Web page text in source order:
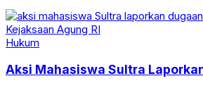
Hukum
Aksi Mahasiswa Sultra